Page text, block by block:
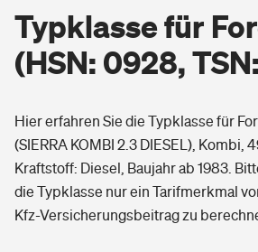
Berufsunfähigkeitsversicherung
Erwerbsunfähigkeitsversicherung
Grundfähigkeitsversicherung
Arbeitsrechtsschutz
Berufshaftpflichtversicherung
Wohnen
Elementarversicherung
Freizeit
Pri­vate Haft­pflicht­
Gesundheit
Typklasse für
(HSN: 0928,
Hier erfahren Sie die Typklasse für
(SIERRA KOMBI 2.3 DIESEL), Kombi,
Kraftstoff: Diesel, Baujahr ab 1983.
die Typklasse nur ein Tarifmerkmal
Kfz-Versicherungsbeitrag zu